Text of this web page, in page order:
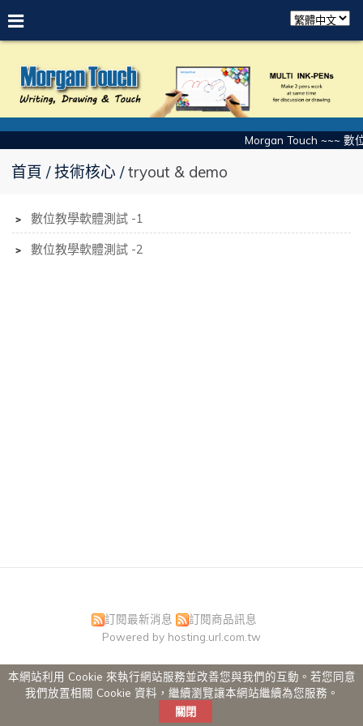
Morgan Touch ~~~ 數
首頁 技術核心 tryout & demo
﹥
數位教學軟體測試 -1
﹥
數位教學軟體測試 -2
訂閱最新消息
訂閱商品訊息
Powered by hosting.url.com.tw
本網站利用 Cookie 來執行網站服務並改善您與我們的互動。若您同意
我們放置相關 Cookie 資料，繼續瀏覽讓本網站繼續為您服務。